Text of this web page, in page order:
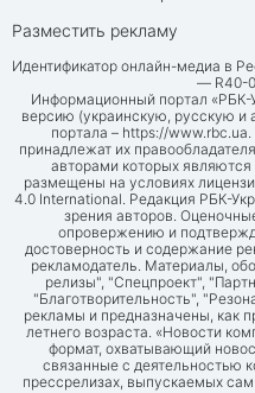
Разместить рекламу
Идентификатор онлайн-медиа в
— R40-
Информационный портал «РБК-
версию (украинскую, русскую и
портала – https://www.rbc.ua
принадлежат их
авторами которых
размещены на условиях
4.0 International. Редакция РБК-
зрения авторов.
опровержению и
достоверность и содержание
рекламодатель. Материалы,
релизы", "Спецпроект",
"Благотворительность",
рекламы и предназначены, как
летнего возраста. «Новости
формат, охватывающий
связанные с деятельностью
прессрелизах, выпускаемых